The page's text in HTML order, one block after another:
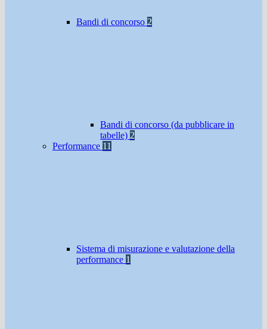
Bandi di concorso 2
Bandi di concorso (da pubblicare in
tabelle) 2
Performance 11
Sistema di misurazione e valutazione della
performance 1